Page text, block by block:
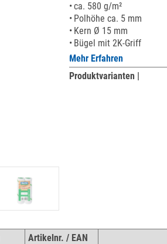
ca. 580 g/m²
Polhöhe ca. 5 mm
Kern Ø 15 mm
Bügel mit 2K-Griff
Mehr Erfahren
Produktvarianten |
Artikelnr. / EAN